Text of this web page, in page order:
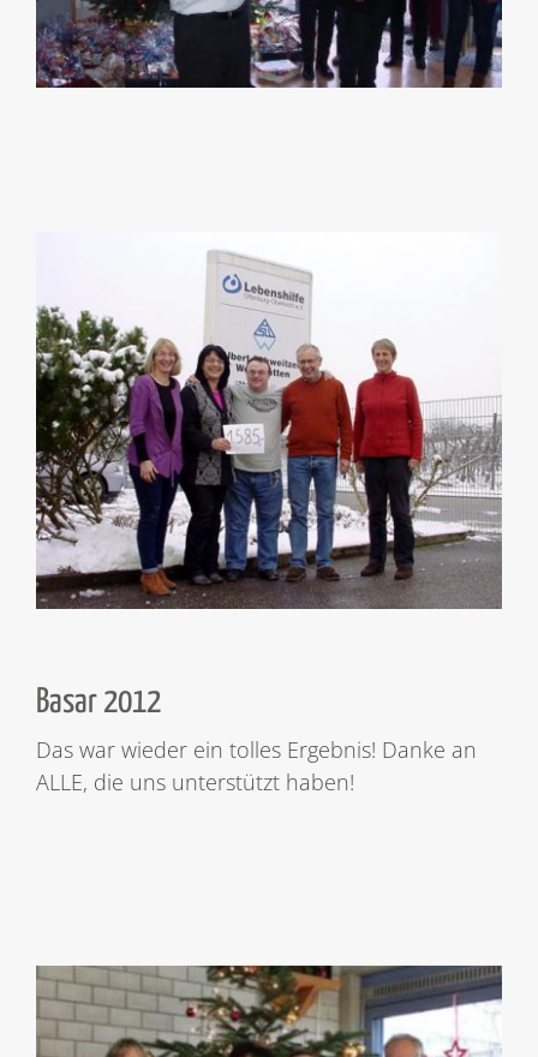
Basar 2012
Das war wieder ein tolles Ergebnis! Danke an
ALLE, die uns unterstützt haben!